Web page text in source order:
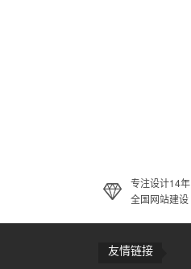
专注设计14年
全国网站建设
友情链接